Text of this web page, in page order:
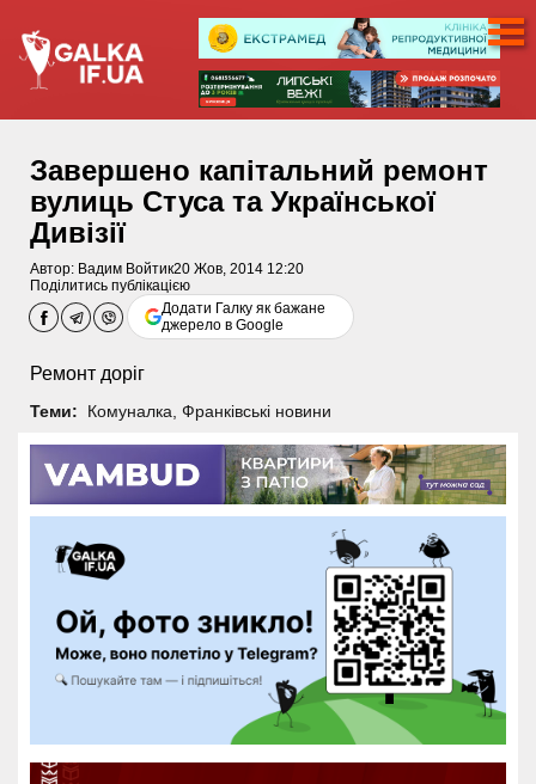
Завершено капітальний ремонт
вулиць Стуса та Української
Дивізії
Автор: Вадим Войтик20 Жов, 2014 12:20
Поділитись публікацією
Додати Галку як бажане
джерело в Google
Ремонт доріг
Теми: Комуналка Франківські новини